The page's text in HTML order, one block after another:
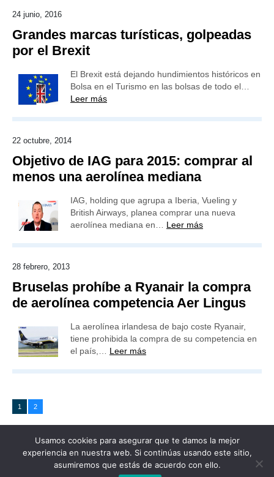
24 junio, 2016
Grandes marcas turísticas, golpeadas
por el Brexit
El Brexit está dejando hundimientos históricos en
Bolsa en el Turismo en las bolsas de todo el…
Leer más
22 octubre, 2014
Objetivo de IAG para 2015: comprar al
menos una aerolínea mediana
IAG, holding que agrupa a Iberia, Vueling y
British Airways, planea comprar una nueva
aerolínea mediana en… Leer más
28 febrero, 2013
Bruselas prohíbe a Ryanair la compra
de aerolínea competencia Aer Lingus
La aerolínea irlandesa de bajo coste Ryanair,
tiene prohibida la compra de su competencia en
el país,… Leer más
1 2
Usamos cookies para asegurar que te damos la mejor
experiencia en nuestra web. Si continúas usando este sitio,
asumiremos que estás de acuerdo con ello.
Publicidad Redacción Contacto